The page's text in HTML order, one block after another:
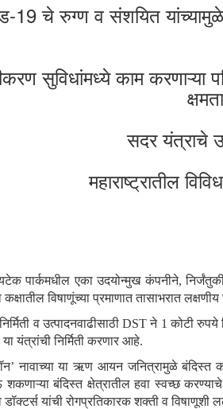
19 चे रुग्ण व संशयित यांच्यामुळे
सुविधांमध्ये काम करणाऱ्या
सदर यंत्राचे
महाराष्ट्रातील
पार्कमधील एका उदयोन्मुख कंपनीने,
विषाणूंच्या प्रमाणात तासाभरात
व उत्पादनवाढीसाठीDSTने 1 कोटी
यंत्रांची निर्मिती करणार आहे.
नावाच्या या ऋण आयन जनित्रामुळे बंदिस्त
शकणाऱ्या बंदिस्त क्षेत्रातील हवा स्वच्छ
डॉक्टर्स यांची रोगप्रतिकारक शक्ती व विषाणूशी